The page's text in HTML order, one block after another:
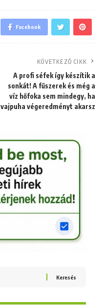
Facebook
KÖVETKEZŐ CIKK
A profi séfek így készítik a
sonkát! A fűszerek és még a
víz hőfoka sem mindegy, ha
vajpuha végeredményt akarsz